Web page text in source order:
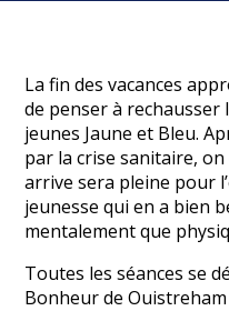
La fin des vacances
de penser à
jeunes Jaune et Bleu.
par la crise sanitaire,
arrive sera pleine pour
jeunesse qui en a bien
mentalement que
Toutes les séances se
Bonheur de Ouistreham